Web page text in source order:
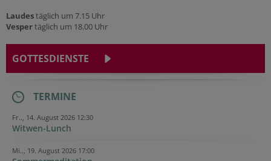
Laudestäglich um 7.15 Uhr
Vespertäglich um 18.00 Uhr
GOTTESDIENSTE
TERMINE
Fr.., 14. August 2026 12:30
Witwen-Lunch
Mi.., 19. August 2026 17:00